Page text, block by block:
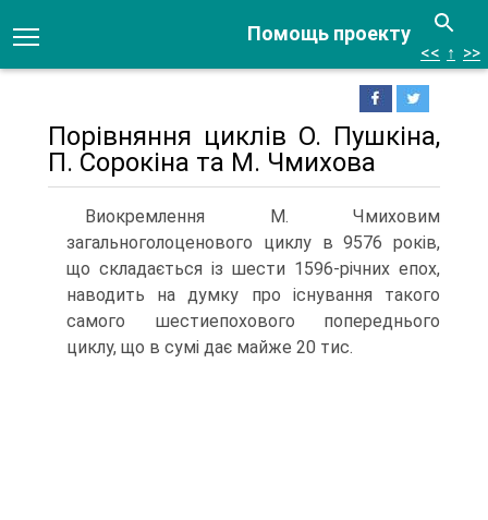
Помощь проекту
<< ↑ >>
Порівняння циклів О. Пушкіна,
П. Сорокіна та М. Чмихова
Виокремлення М. Чмиховим
загальноголоценового циклу в 9576 років,
що скла­дається із шести 1596-річних епох,
наводить на думку про існування такого
самого шестиепохового попереднього
циклу, що в сумі дає майже 20 тис.